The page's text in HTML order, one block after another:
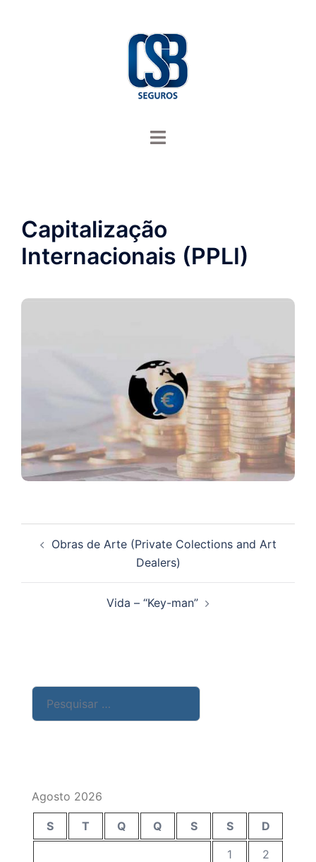
Alternar
Capitalização
Internacionais (PPLI)
de
Obras de Arte (Private Colections and Art
Dealers)
Vida – “Key-man”
Pesquisar
por:
Agosto 2026
S T Q Q S S
D
1
2